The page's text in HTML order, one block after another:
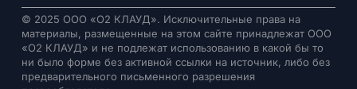
© 2025 ООО «О2 КЛАУД». Исключительные права на
материалы, размещенные на этом сайте принадлежат ООО
«О2 КЛАУД» и не подлежат использованию в какой бы то
ни было форме без активной ссылки на источник, либо без
предварительного письменного разрешения